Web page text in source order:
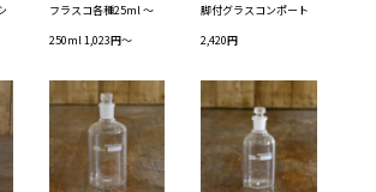
フラスコ各種25ml ～
250ml 1,023円～
脚付グラスコンポート
2,420円